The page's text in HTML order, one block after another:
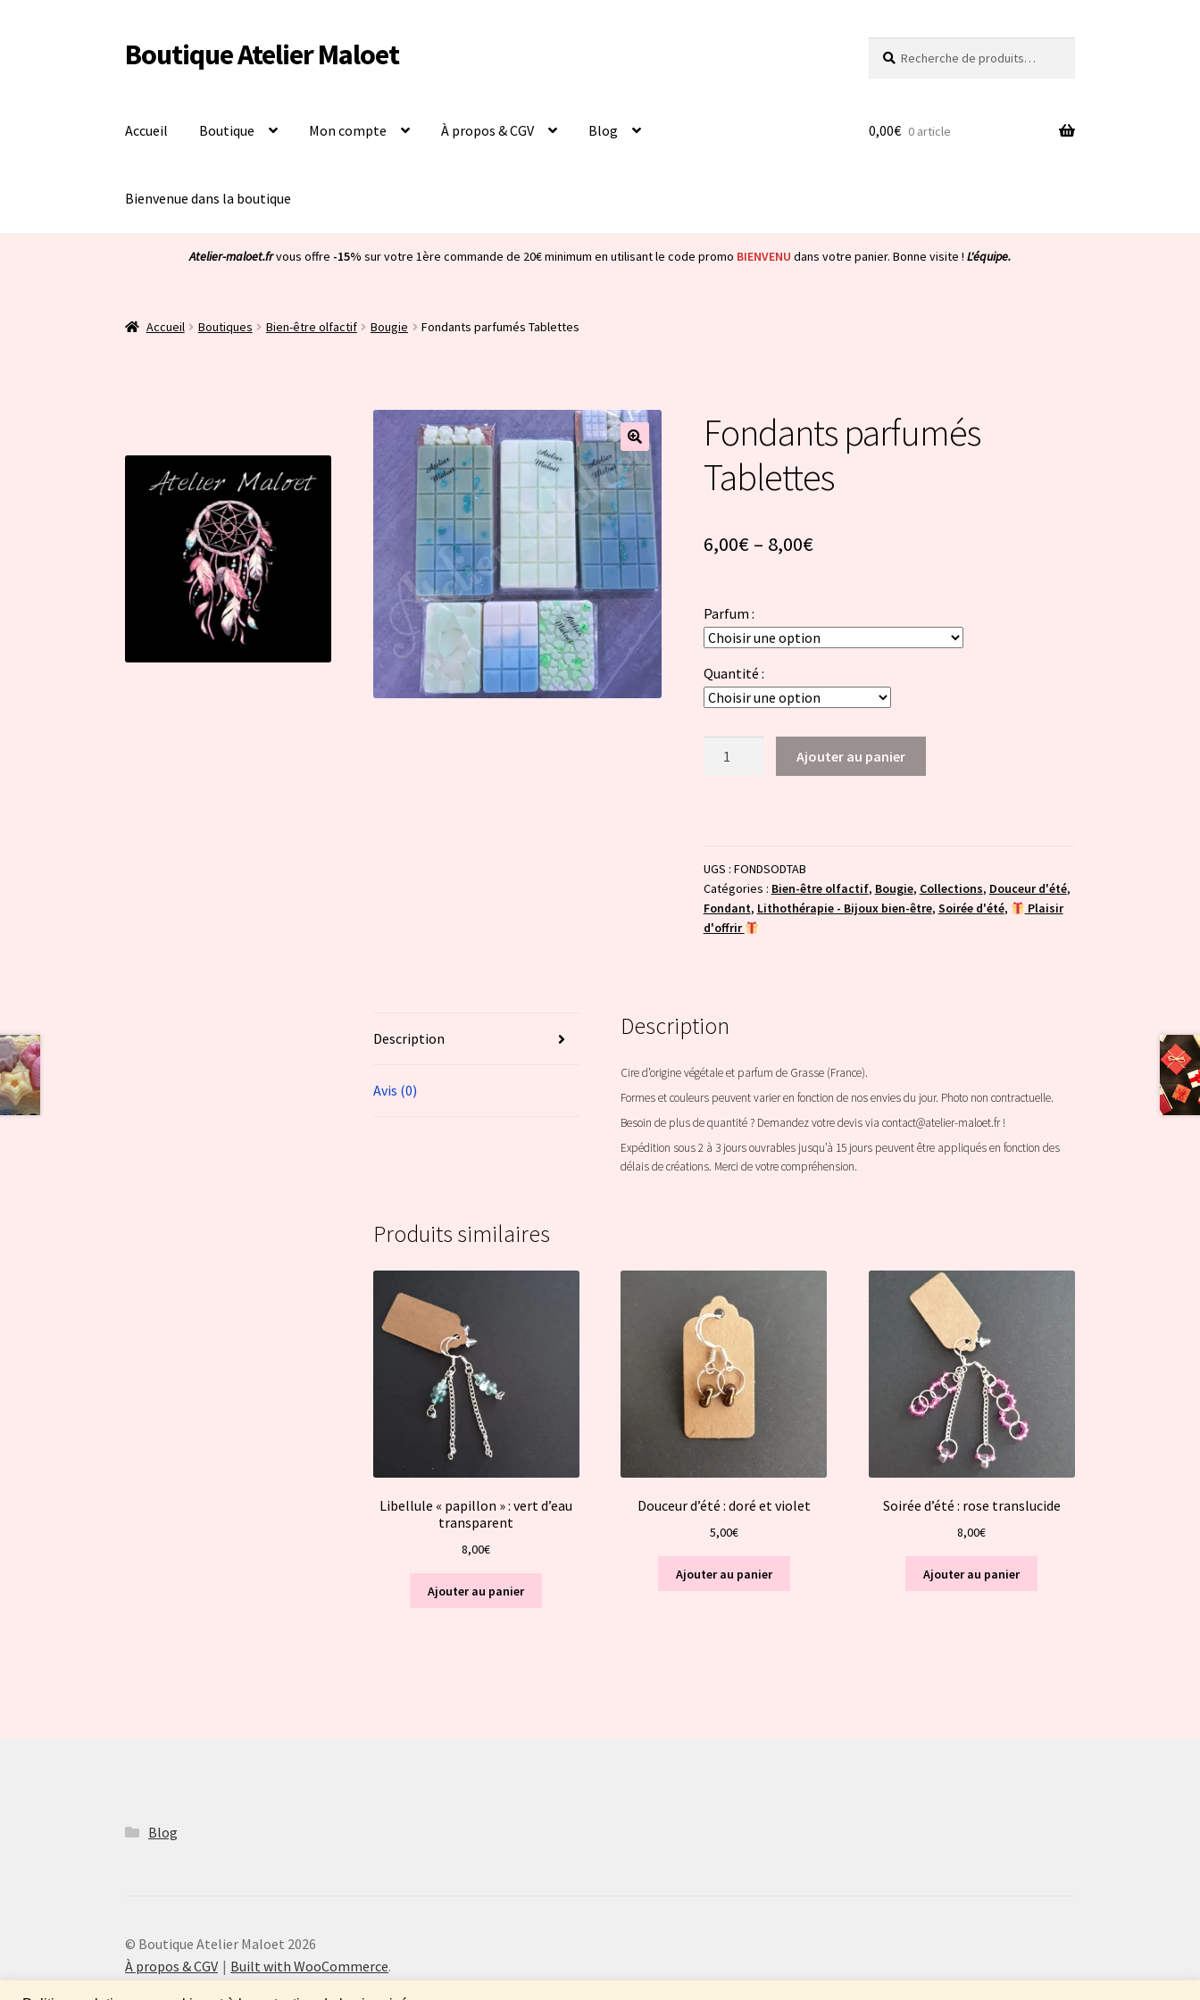
Aller
à
Aller
au
Boutique Atelier Maloet
pour :
Accueil Boutique Mon compte À propos & CGV Blog
Bienvenue dans la boutique
0,00€ 0 article
Atelier-maloet.frvous offre -15% sur votre 1ère commande de 20€ minimum en utilisant le code promo BIENVENU dans votre panier. Bonne visite ! L'équipe.
Accueil Boutiques Bien-être olfactif Bougie Fondants parfumés Tablettes
Fondants parfumés
Tablettes
6,00€– 8,00€
Parfum :
Quantité :
Ajouter au panier
UGS : FONDSODTAB
Catégories : Bien-être olfactif, Bougie, Collections, Douceur d'été,
Fondant, Lithothérapie - Bijoux bien-être, Soirée d'été,
Plaisir
d'offrir
Description
Avis (0)
Description
Cire d’origine végétale et parfum de Grasse (France).
Formes et couleurs peuvent varier en fonction de nos envies du jour. Photo non contractuelle.
Besoin de plus de quantité ? Demandez votre devis via contact@atelier-maloet.fr !
Expédition sous 2 à 3 jours ouvrables jusqu’à 15 jours peuvent être appliqués en fonction des
délais de créations. Merci de votre compréhension.
Produits similaires
Libellule « papillon » : vert d’eau
transparent
8,00€
Ajouter au panier
Douceur d’été : doré et violet
5,00€
Ajouter au panier
Soirée d’été : rose translucide
8,00€
Ajouter au panier
Blog
© Boutique Atelier Maloet 2026
À propos & CGV
Built with WooCommerce.